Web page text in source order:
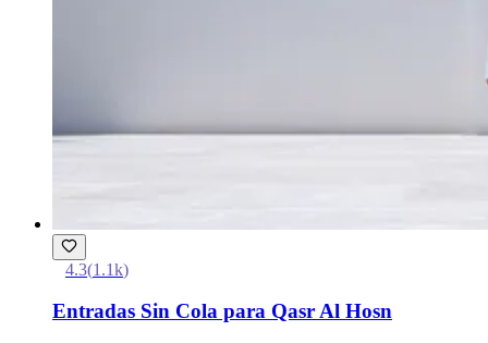
4.3(1.1k)
Entradas Sin Cola para Qasr Al Hosn